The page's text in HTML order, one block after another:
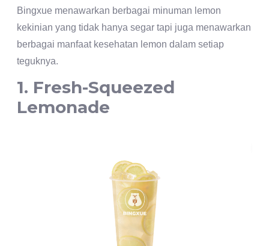
Bingxue menawarkan berbagai minuman lemon
kekinian yang tidak hanya segar tapi juga menawarkan
berbagai manfaat kesehatan lemon dalam setiap
teguknya.
1. Fresh-Squeezed
Lemonade